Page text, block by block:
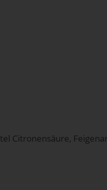
Citronensäure,